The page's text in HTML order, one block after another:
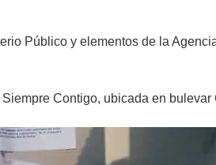
Público y elementos de la
Contigo, ubicada en